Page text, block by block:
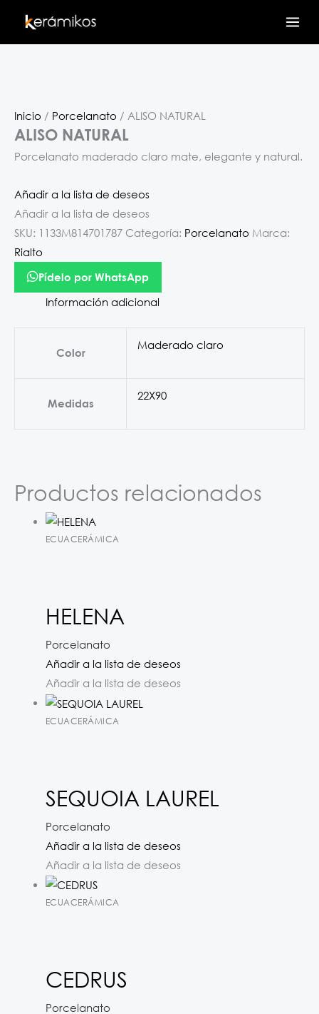
contenido
Inicio / Porcelanato / ALISO NATURAL
ALISO NATURAL
Porcelanato maderado claro mate, elegante y natural.
Añadir a la lista de deseos
Añadir a la lista de deseos
SKU: 1133M814701787 Categoría: Porcelanato Marca:
Rialto
Pídelo por WhatsApp
Información adicional
Color
Maderado claro
Medidas
22X90
Productos relacionados
ECUACERÁMICA
HELENA
Porcelanato
Añadir a la lista de deseos
Añadir a la lista de deseos
ECUACERÁMICA
SEQUOIA LAUREL
Porcelanato
Añadir a la lista de deseos
Añadir a la lista de deseos
ECUACERÁMICA
CEDRUS
Porcelanato